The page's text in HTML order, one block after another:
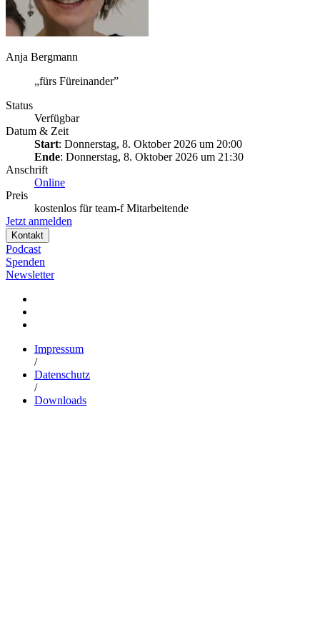
Anja Bergmann
„fürs Füreinander”
Status
Verfügbar
Datum & Zeit
Start: Donnerstag, 8. Oktober 2026 um 20:00
Ende: Donnerstag, 8. Oktober 2026 um 21:30
Anschrift
Online
Preis
kostenlos für team-f Mitarbeitende
Jetzt anmelden
Kontakt
Podcast
Spenden
Newsletter
Impressum
/
Datenschutz
/
Downloads